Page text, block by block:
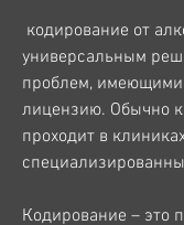
универсальным
проблем, имеющими
лицензию. Обычно
проходит в
Кодирование – это